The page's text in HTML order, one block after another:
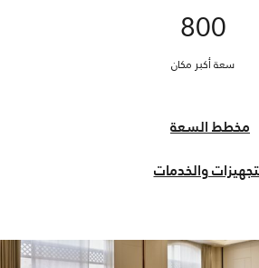
800
سعة أكبر مكان
مخطط السعة
والخدمات